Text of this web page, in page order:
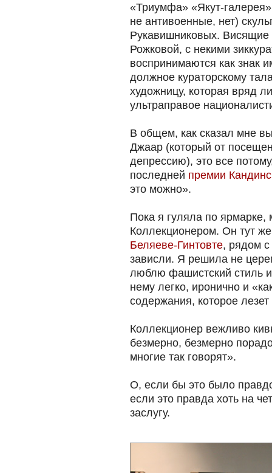
«Триумфа» «Якут-
не антивоенные, нет)
Рукавишниковых.
Рожковой, с некими
воспринимаются как знак
должное кураторскому
художницу, которая вряд
ультраправое
В общем, как сказал мне
Джаар (который от
депрессию), это все
последней премии
это можно».
Пока я гуляла по ярмарке,
Коллекционером. Он тут
Беляеве-Гинтовте, рядом с
зависли. Я решила не
люблю фашистский стиль и
нему легко, иронично и
содержания, которое
Коллекционер вежливо
безмерно, безмерно
многие так говорят».
О, если бы это было
если это правда хоть на
заслугу.